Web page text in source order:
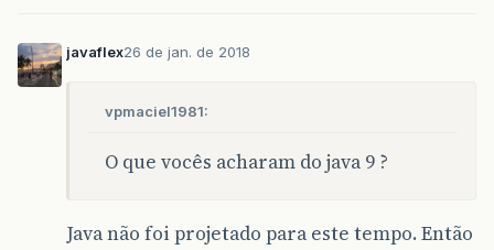
javaflex26 de jan. de 2018
vpmaciel1981:
O que vocês acharam do java 9 ?
Java não foi projetado para este tempo. Então